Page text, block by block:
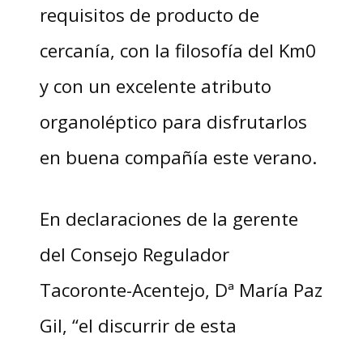
requisitos de producto de
cercanía, con la filosofía del Km0
y con un excelente atributo
organoléptico para disfrutarlos
en buena compañía este verano.
En declaraciones de la gerente
del Consejo Regulador
Tacoronte-Acentejo, Dª María Paz
Gil, “el discurrir de esta